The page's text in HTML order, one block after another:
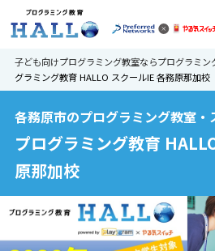
子ども向けプログラミング教室ならプログラミン
グラミング教育 HALLO スクールIE 各務原那加校
各務原市のプログラミング教室・
プログラミング教育
原那加校